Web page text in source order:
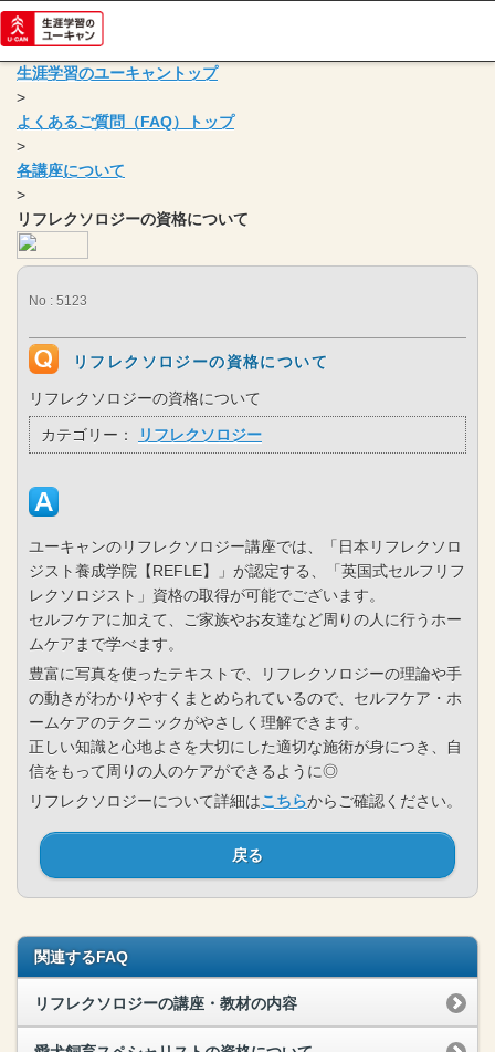
生涯学習のユーキャントップ
>
よくあるご質問（FAQ）トップ
>
各講座について
>
リフレクソロジーの資格について
No : 5123
リフレクソロジーの資格について
リフレクソロジーの資格について
カテゴリー： リフレクソロジー
ユーキャンのリフレクソロジー講座では、「日本リフレクソロ
ジスト養成学院【REFLE】」が認定する、「英国式セルフリフ
レクソロジスト」資格の取得が可能でございます。
セルフケアに加えて、ご家族やお友達など周りの人に行うホー
ムケアまで学べます。
豊富に写真を使ったテキストで、リフレクソロジーの理論や手
の動きがわかりやすくまとめられているので、セルフケア・ホ
ームケアのテクニックがやさしく理解できます。
正しい知識と心地よさを大切にした適切な施術が身につき、自
信をもって周りの人のケアができるように◎
リフレクソロジーについて詳細はこちらからご確認ください。
戻る
関連するFAQ
リフレクソロジーの講座・教材の内容